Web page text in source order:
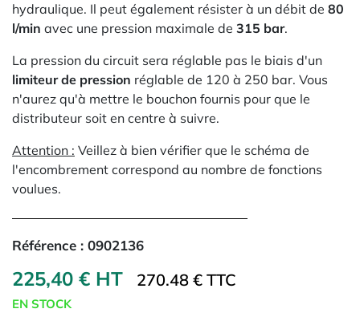
hydraulique. Il peut également résister à un débit de 80
l/min avec une pression maximale de 315 bar.
La pression du circuit sera réglable pas le biais d'un
limiteur de pression réglable de 120 à 250 bar. Vous
n'aurez qu'à mettre le bouchon fournis pour que le
distributeur soit en centre à suivre.
Attention : Veillez à bien vérifier que le schéma de
l'encombrement correspond au nombre de fonctions
voulues.
Référence : 0902136
225,40 € HT 270.48 € TTC
EN STOCK